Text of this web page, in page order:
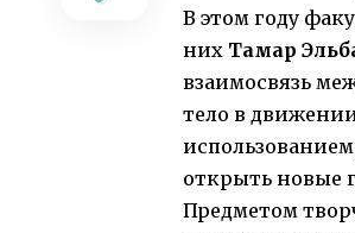
В этом году
них Тамар
взаимосвязь
тело в
открыть новые
Предметом